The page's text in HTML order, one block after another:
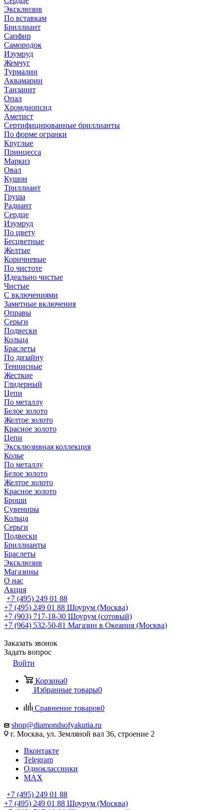
Эксклюзив
По вставкам
Бриллиант
Сапфир
Самородок
Изумруд
Жемчуг
Турмалин
Аквамарин
Танзанит
Опал
Хромдиопсид
Аметист
Сертифицированные бриллианты
По форме огранки
Круглые
Принцесса
Маркиз
Овал
Кушон
Триллиант
Груша
Радиант
Сердце
Изумруд
По цвету
Бесцветные
Желтые
Коричневые
По чистоте
Идеально чистые
Чистые
С включениями
Заметные включения
Оправы
Серьги
Подвески
Кольца
Браслеты
По дизайну
Теннисные
Жесткие
Глидерный
Цепи
По металлу
Белое золото
Желтое золото
Красное золото
Цепи
Эксклюзивная коллекция
Колье
По металлу
Белое золото
Желтое золото
Красное золото
Броши
Сувениры
Кольца
Серьги
Подвески
Бриллианты
Браслеты
Эксклюзив
Магазины
О нас
Акция
+7 (495) 249 01 88
+7 (495) 249 01 88 Шоурум (Москва)
+7 (903) 717-18-30 Шоурум (сотовый)
+7 (964) 532-50-81 Магазин в Океания (Москва)
Заказать звонок
Задать вопрос
Войти
Корзина0
Избранные товары0
Сравнение товаров0
shop@diamondsofyakutia.ru
г. Москва, ул. Земляной вал 36, строение 2
Вконтакте
Telegram
Одноклассники
MAX
+7 (495) 249 01 88
+7 (495) 249 01 88 Шоурум (Москва)